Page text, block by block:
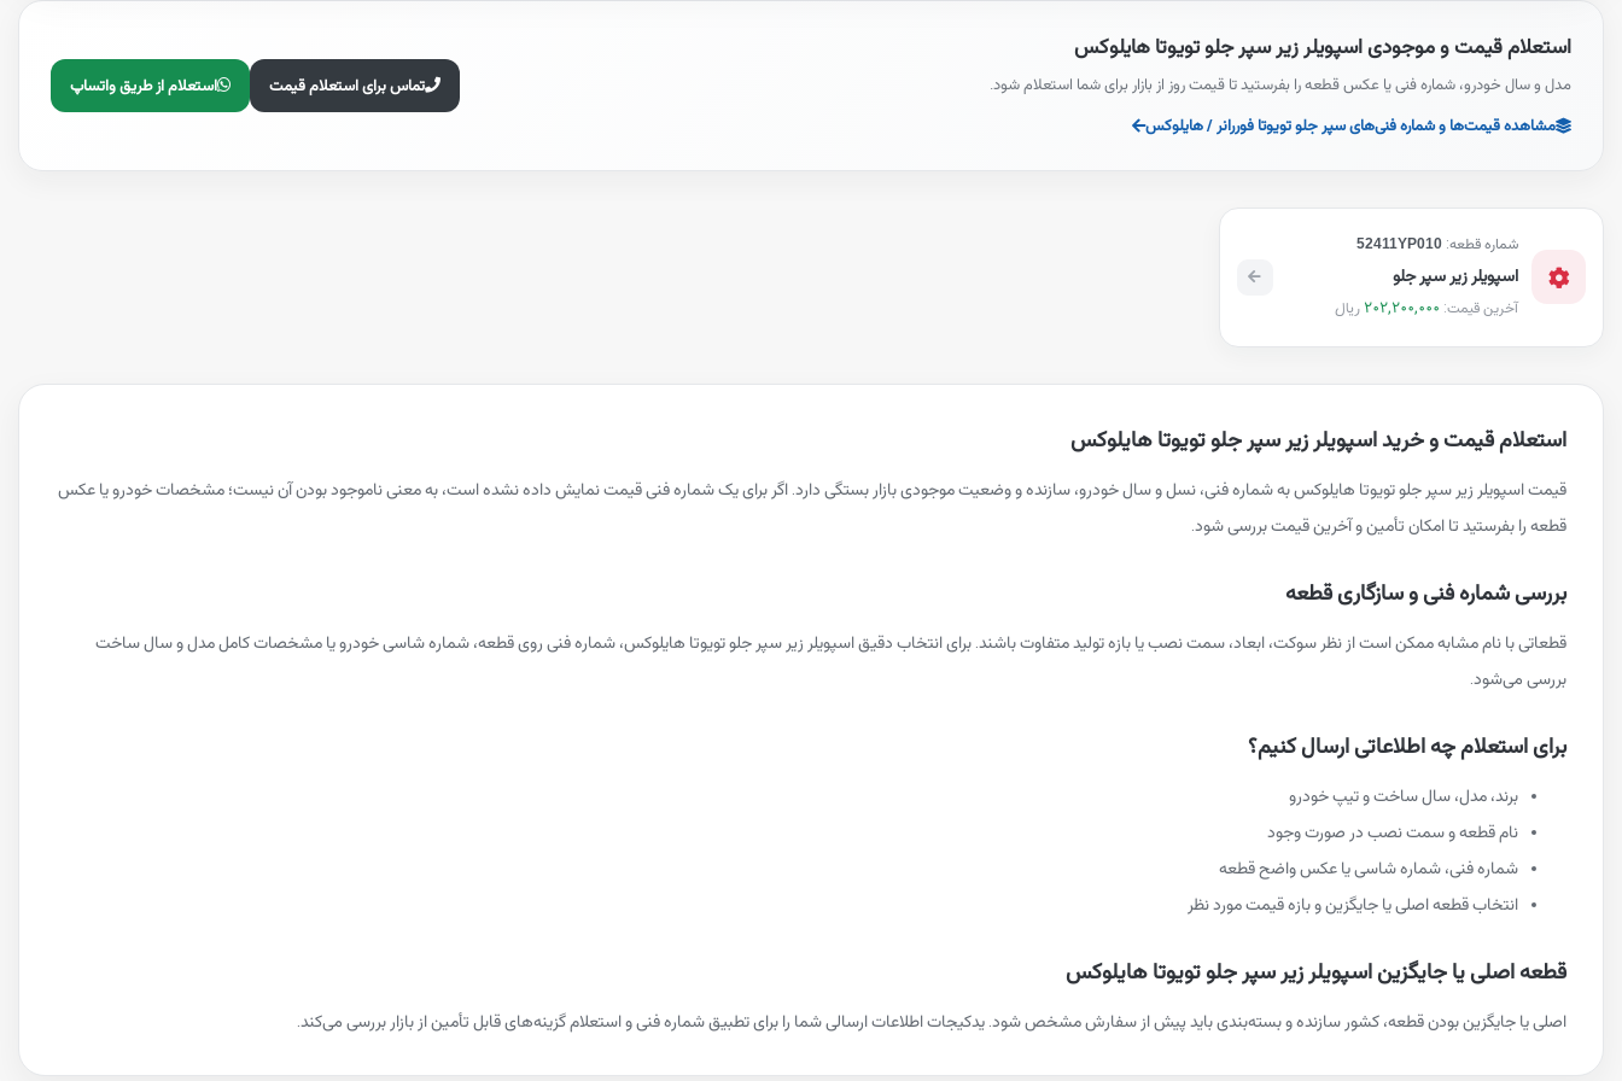
استعلام قیمت و موجودی اسپویلر زیر سپر جلو تویوتا هایلوکس
مدل و سال خودرو، شماره فنی یا عکس قطعه را بفرستید تا قیمت روز از بازار برای شما استعلام شود.
مشاهده قیمت‌ها و شماره فنی‌های سپر جلو تویوتا فوررانر / هایلوکس
تماس برای استعلام قیمت استعلام از طریق واتساپ
شماره قطعه: 52411YP010
اسپویلر زیر سپر جلو
آخرین قیمت: 202,200,000 ریال
استعلام قیمت و خرید اسپویلر زیر سپر جلو تویوتا هایلوکس
قیمت اسپویلر زیر سپر جلو تویوتا هایلوکس به شماره فنی، نسل و سال خودرو، سازنده و وضعیت موجودی بازار بستگی دارد. اگر برای یک شماره فنی قیمت نمایش داده نشده است، به معنی ناموجود بودن آن نیست؛ مشخصات خودرو یا عکس
قطعه را بفرستید تا امکان تأمین و آخرین قیمت بررسی شود.
بررسی شماره فنی و سازگاری قطعه
قطعاتی با نام مشابه ممکن است از نظر سوکت، ابعاد، سمت نصب یا بازه تولید متفاوت باشند. برای انتخاب دقیق اسپویلر زیر سپر جلو تویوتا هایلوکس، شماره فنی روی قطعه، شماره شاسی خودرو یا مشخصات کامل مدل و سال ساخت
بررسی می‌شود.
برای استعلام چه اطلاعاتی ارسال کنیم؟
برند، مدل، سال ساخت و تیپ خودرو
نام قطعه و سمت نصب در صورت وجود
شماره فنی، شماره شاسی یا عکس واضح قطعه
انتخاب قطعه اصلی یا جایگزین و بازه قیمت مورد نظر
قطعه اصلی یا جایگزین اسپویلر زیر سپر جلو تویوتا هایلوکس
اصلی یا جایگزین بودن قطعه، کشور سازنده و بسته‌بندی باید پیش از سفارش مشخص شود. یدکیجات اطلاعات ارسالی شما را برای تطبیق شماره فنی و استعلام گزینه‌های قابل تأمین از بازار بررسی می‌کند.